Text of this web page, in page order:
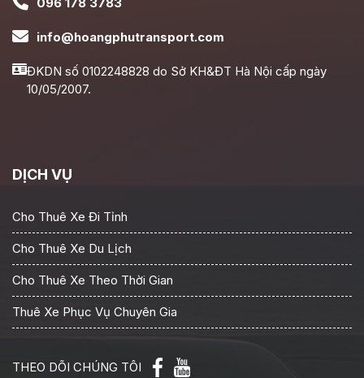
info@hoangphutransport.com
ĐKDN số 0102248828 do Sở KH&ĐT Hà Nội cấp ngày
10/05/2007.
DỊCH VỤ
Cho Thuê Xe Đi Tỉnh
Cho Thuê Xe Du Lịch
Cho Thuê Xe Theo Thời Gian
Thuê Xe Phục Vụ Chuyên Gia
THEO DÕI CHÚNG TÔI